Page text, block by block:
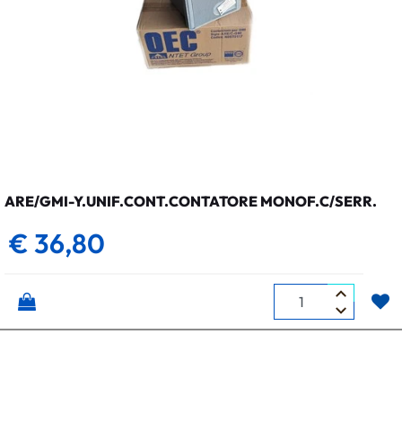
ARE/GMI-Y.UNIF.CONT.CONTATORE MONOF.C/SERR.
€ 36,80
Quantità